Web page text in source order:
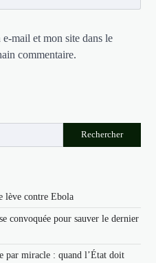
mail et mon site dans le
commentaire.
Rechercher
lève contre Ebola
convoquée pour sauver le dernier
par miracle : quand l’État doit